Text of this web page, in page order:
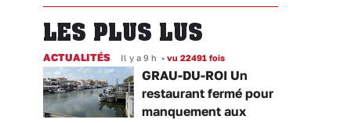
LES PLUS LUS
ACTUALITÉS Il y a 9 h • vu 22491 fois
GRAU-DU-ROI Un
restaurant fermé pour
manquement aux